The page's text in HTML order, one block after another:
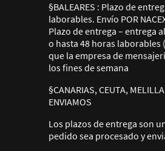
§BALEARES : Plazo de
laborables. Envío POR
Plazo de entrega – entrega
o hasta 48 horas laborables
que la empresa de
los fines de semana
§CANARIAS, CEUTA,
ENVIAMOS
Los plazos de entrega son
pedido sea procesado y